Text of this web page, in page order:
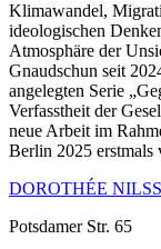
Klimawandel,
ideologischen
Atmosphäre der
Gnaudschun seit
angelegten Serie
Verfasstheit der
neue Arbeit im
Berlin 2025 erstmals
DOROTHÉE
Potsdamer Str. 65